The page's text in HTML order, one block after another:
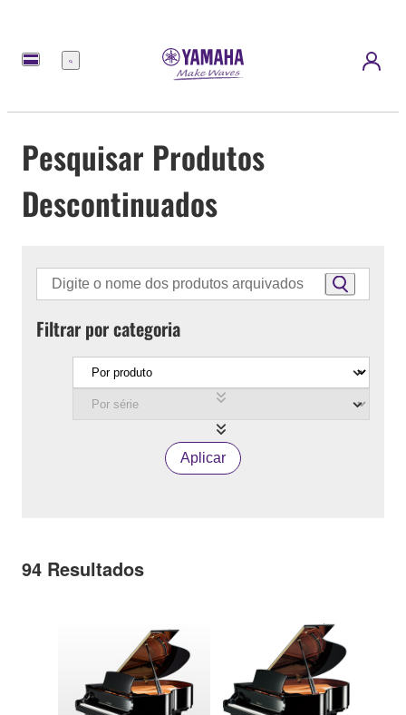
Menu
Pesquisar Produtos
Descontinuados
Filtrar por categoria
Aplicar
94 Resultados